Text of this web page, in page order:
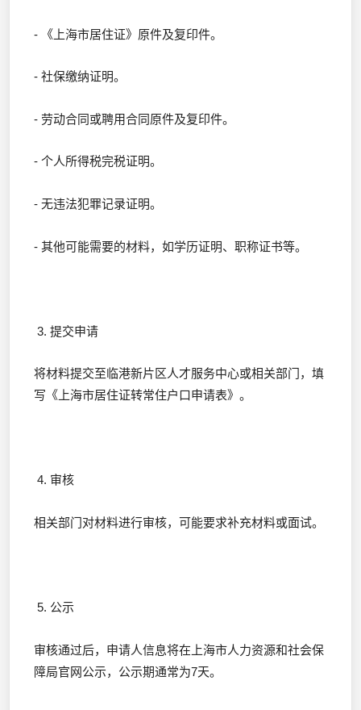
- 《上海市居住证》原件及复印件。
- 社保缴纳证明。
- 劳动合同或聘用合同原件及复印件。
- 个人所得税完税证明。
- 无违法犯罪记录证明。
- 其他可能需要的材料，如学历证明、职称证书等。
3. 提交申请
将材料提交至临港新片区人才服务中心或相关部门，填
写《上海市居住证转常住户口申请表》。
4. 审核
相关部门对材料进行审核，可能要求补充材料或面试。
5. 公示
审核通过后，申请人信息将在上海市人力资源和社会保
障局官网公示，公示期通常为7天。